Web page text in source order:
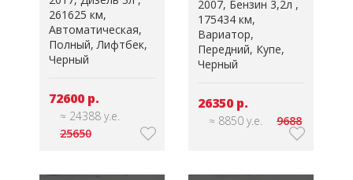
261625 км
Автоматическая
Полный Лифтбек
Черный
72600 р.
≈ 24388 у.е.
25650
2007 Бензин 3,2л
175434 км
Вариатор
Передний Купе
Черный
26350 р.
≈ 8850 у.е. 9688